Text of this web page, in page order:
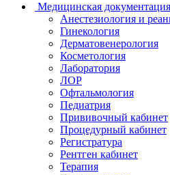
Медицинская
Анестезиология и
Гинекология
Дерматовенерология
Косметология
Лаборатория
ЛОР
Офтальмология
Педиатрия
Прививочный кабинет
Процедурный кабинет
Регистратура
Рентген кабинет
Терапия